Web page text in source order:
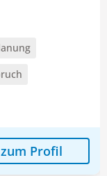
zum Profil